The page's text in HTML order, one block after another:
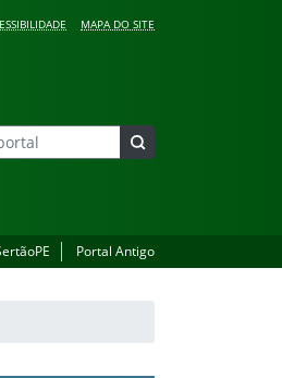
MAPA DO SITE
Portal Antigo